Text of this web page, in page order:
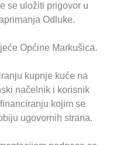
se uložiti prigovor u
Odluke.
Općine Markušica.
kupnje kuće na
načelnik i korisnik
kojim se
ugovornih strana.